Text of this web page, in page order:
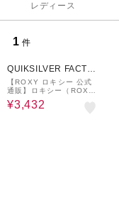
レディース
1 件
QUIKSILVER FACTO
RY OUTLET STORE
【ROXY ロキシー 公式
通販】ロキシー（ROX
Y）【OUTLET】Roxy
キッズ RG STAY MAGI
¥3,432